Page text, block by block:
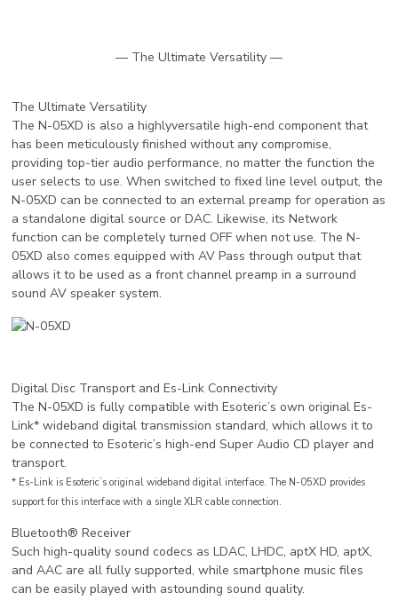
— The Ultimate Versatility —
The Ultimate Versatility
The N-05XD is also a highlyversatile high-end component that
has been meticulously finished without any compromise,
providing top-tier audio performance, no matter the function the
user selects to use. When switched to fixed line level output, the
N-05XD can be connected to an external preamp for operation as
a standalone digital source or DAC. Likewise, its Network
function can be completely turned OFF when not use. The N-
05XD also comes equipped with AV Pass through output that
allows it to be used as a front channel preamp in a surround
sound AV speaker system.
Digital Disc Transport and Es-Link Connectivity
The N-05XD is fully compatible with Esoteric’s own original Es-
Link* wideband digital transmission standard, which allows it to
be connected to Esoteric’s high-end Super Audio CD player and
transport.
* Es-Link is Esoteric’s original wideband digital interface. The N-05XD provides
support for this interface with a single XLR cable connection.
Bluetooth® Receiver
Such high-quality sound codecs as LDAC, LHDC, aptX HD, aptX,
and AAC are all fully supported, while smartphone music files
can be easily played with astounding sound quality.